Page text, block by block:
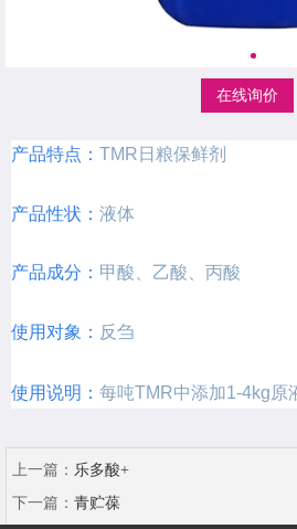
在线询价
产品特点： TMR日粮保鲜剂
产品性状： 液体
产品成分： 甲酸、乙酸、丙酸
使用对象： 反刍
使用说明： 每吨TMR中添加1-4kg原
上一篇： 乐多酸+
下一篇： 青贮葆